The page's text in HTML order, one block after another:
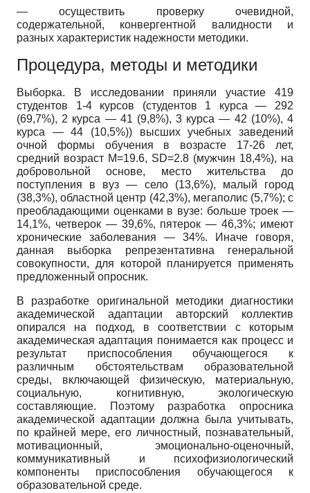
— осуществить проверку очевидной,
содержательной, конвергентной валидности и
разных характеристик надежности методики.
Процедура, методы и методики
Выборка. В исследовании приняли участие 419
студентов 1-4 курсов (студентов 1 курса — 292
(69,7%), 2 курса — 41 (9,8%), 3 курса — 42 (10%), 4
курса — 44 (10,5%)) высших учебных заведений
очной формы обучения в возрасте 17-26 лет,
средний возраст М=19.6, SD=2.8 (мужчин 18,4%), на
добровольной основе, место жительства до
поступления в вуз — село (13,6%), малый город
(38,3%), областной центр (42,3%), мегаполис (5,7%); с
преобладающими оценками в вузе: больше троек —
14,1%, четверок — 39,6%, пятерок — 46,3%; имеют
хронические заболевания — 34%. Иначе говоря,
данная выборка репрезентативна генеральной
совокупности, для которой планируется применять
предложенный опросник.
В разработке оригинальной методики диагностики
академической адаптации авторский коллектив
опирался на подход, в соответствии с которым
академическая адаптация понимается как процесс и
результат приспособления обучающегося к
различным обстоятельствам образовательной
среды, включающей физическую, материальную,
социальную, когнитивную, экологическую
составляющие. Поэтому разработка опросника
академической адаптации должна была учитывать,
по крайней мере, его личностный, познавательный,
мотивационный, эмоционально-оценочный,
коммуникативный и психофизиологический
компоненты приспособления обучающегося к
образовательной среде.